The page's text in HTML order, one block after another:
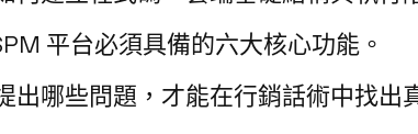
平台必須具備的六大核心功能。
出哪些問題，才能在行銷話術中找出